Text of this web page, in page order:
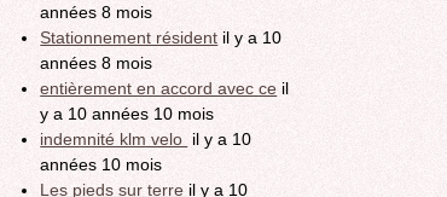
années 8 mois
Stationnement résident il y a 10
années 8 mois
entièrement en accord avec ce il
y a 10 années 10 mois
indemnité klm velo il y a 10
années 10 mois
Les pieds sur terre il y a 10